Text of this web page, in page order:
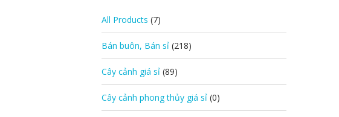
All Products (7)
Bán buôn, Bán sỉ (218)
Cây cảnh giá sỉ (89)
Cây cảnh phong thủy giá sỉ (0)